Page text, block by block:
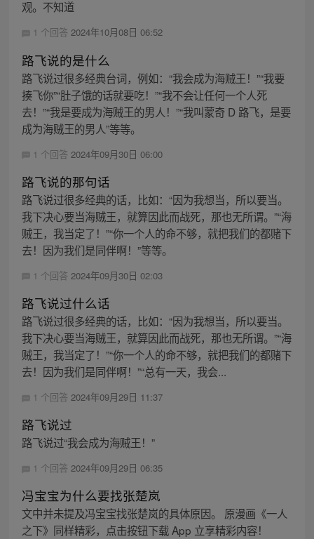
观。不知道
1 个回答 2024年10月08日 06:52
路飞说的是什么
路飞说过很多经典台词，例如：“我会成为海贼王！”“我要
揍飞你”“肚子饿的话就要吃！”“我不会让任何一个人死
去！”“我是要成为海贼王的男人！”“我叫蒙奇 D 路飞，是要
成为海贼王的男人”等等。
1 个回答 2024年09月30日 06:00
路飞说的那句话
路飞说过很多经典的话，比如：“因为我想当，所以要当。
我下决心要当海贼王，就算因此而战死，那也无所谓。”“海
贼王，我当定了！”“你一个人的命不够，就把我们的都赌下
去！因为我们是同伴啊！”等等。
1 个回答 2024年09月30日 02:03
路飞说过什么话
路飞说过很多经典的话，比如：“因为我想当，所以要当。
我下决心要当海贼王，就算因此而战死，那也无所谓。”“海
贼王，我当定了！”“你一个人的命不够，就把我们的都赌下
去！因为我们是同伴啊！”“总有一天，我会...
1 个回答 2024年09月29日 11:37
路飞说过
路飞说过“我会成为海贼王！”
1 个回答 2024年09月29日 06:35
冯宝宝为什么要找张楚岚
文中并未提及冯宝宝找张楚岚的具体原因。 原漫画《一人
之下》同样精彩，点击按钮下载 App 立享精彩内容！